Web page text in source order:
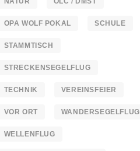
OPA WOLF POKAL SCHULE
STAMMTISCH
STRECKENSEGELFLUG
TECHNIK VEREINSFEIER
VOR ORT WANDERSEGELFLUG
WELLENFLUG